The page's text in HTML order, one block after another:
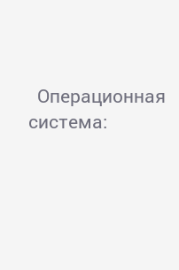
Операционная
система: